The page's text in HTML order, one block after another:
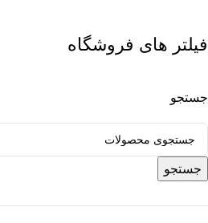
فیلتر های فروشگاه
جستجو
جستجو